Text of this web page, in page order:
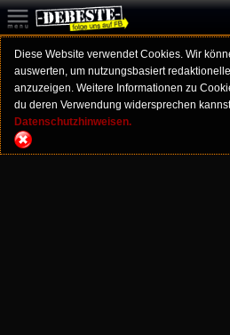
Diese Website verwendet Cookies. Wir
auswerten, um nutzungsbasiert
anzuzeigen. Weitere Informationen zu
du deren Verwendung widersprechen
Datenschutzhinweisen.